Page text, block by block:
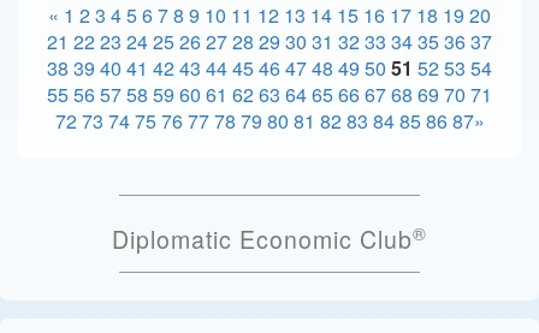
« 1 23 45678 9 10 11 12 13 14 15 16 17 18 19 20
21 2223 2425262728 29 30 31 3233 34353637
38 39 40 41 4243 4445464748 49 50 51 5253 54
55565758 59 60 61 6263 6465666768 69 70 71
72 73 7475767778 79 80 81 82 83 84858687»
Diplomatic Economic Club®